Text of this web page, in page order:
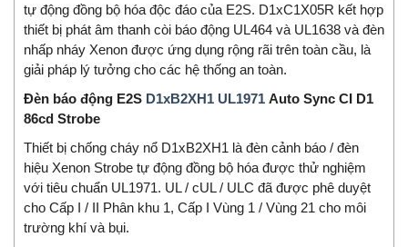
tự động đồng bộ hóa độc đáo của E2S. D1xC1X05R kết hợp
thiết bị phát âm thanh còi báo động UL464 và UL1638 và đèn
nhấp nháy Xenon được ứng dụng rộng rãi trên toàn cầu, là
giải pháp lý tưởng cho các hệ thống an toàn.
Đèn báo động E2S D1xB2XH1 UL1971 Auto Sync CI D1
86cd Strobe
Thiết bị chống cháy nổ D1xB2XH1 là đèn cảnh báo / đèn
hiệu Xenon Strobe tự động đồng bộ hóa được thử nghiệm
với tiêu chuẩn UL1971. UL / cUL / ULC đã được phê duyệt
cho Cấp I / II Phân khu 1, Cấp I Vùng 1 / Vùng 21 cho môi
trường khí và bụi.